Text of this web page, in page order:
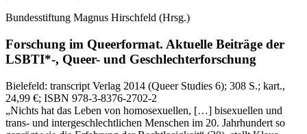
Bundesstiftung Magnus Hirschfeld (Hrsg.)
Forschung im Queerformat. Aktuelle Beiträge der
LSBTI*-, Queer- und Geschlechterforschung
Bielefeld: transcript Verlag 2014 (Queer Studies 6); 308 S.; kart.,
24,99 €; ISBN 978-3-8376-2702-2
„Nichts hat das Leben von homosexuellen, […] bisexuellen und
trans‑ und intergeschlechtlichen Menschen im 20. Jahrhundert so